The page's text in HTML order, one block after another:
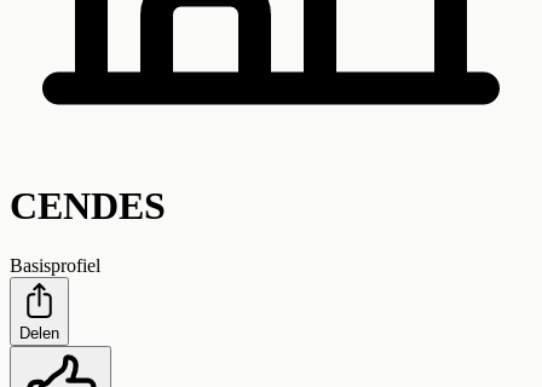
CENDES
Basisprofiel
Delen